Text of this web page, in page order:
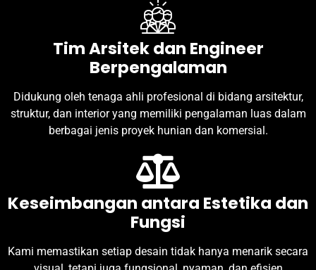
Tim Arsitek dan Engineer
Berpengalaman
Didukung oleh tenaga ahli profesional di bidang arsitektur,
struktur, dan interior yang memiliki pengalaman luas dalam
berbagai jenis proyek hunian dan komersial.
Keseimbangan antara Estetika dan
Fungsi
Kami memastikan setiap desain tidak hanya menarik secara